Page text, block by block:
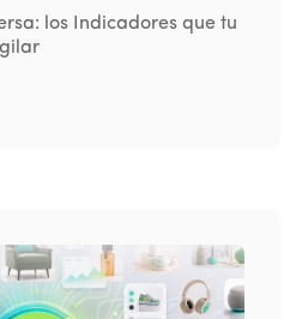
los Indicadores que tu